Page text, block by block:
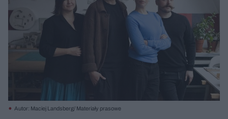
Autor: Maciej Landsberg/ Materiały prasowe